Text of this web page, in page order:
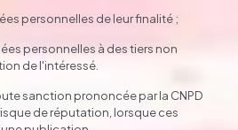
personnelles de leur finalité ;
personnelles à des tiers non
de l'intéressé.
sanction prononcée par la CNPD
de réputation, lorsque ces